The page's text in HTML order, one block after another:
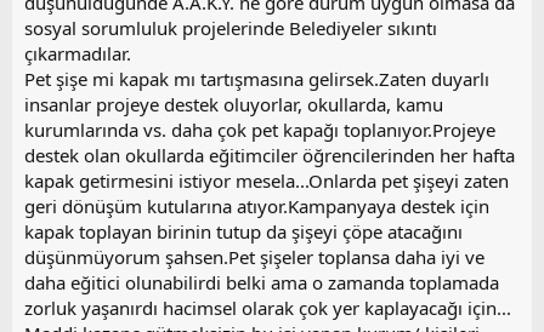
sosyal sorumluluk projelerinde Belediyeler sıkıntı
çıkarmadılar.
Pet şişe mi kapak mı tartışmasına gelirsek.Zaten duyarlı
insanlar projeye destek oluyorlar, okullarda, kamu
kurumlarında vs. daha çok pet kapağı toplanıyor.Projeye
destek olan okullarda eğitimciler öğrencilerinden her hafta
kapak getirmesini istiyor mesela...Onlarda pet şişeyi zaten
geri dönüşüm kutularına atıyor.Kampanyaya destek için
kapak toplayan birinin tutup da şişeyi çöpe atacağını
düşünmüyorum şahsen.Pet şişeler toplansa daha iyi ve
daha eğitici olunabilirdi belki ama o zamanda toplamada
zorluk yaşanırdı hacimsel olarak çok yer kaplayacağı için...